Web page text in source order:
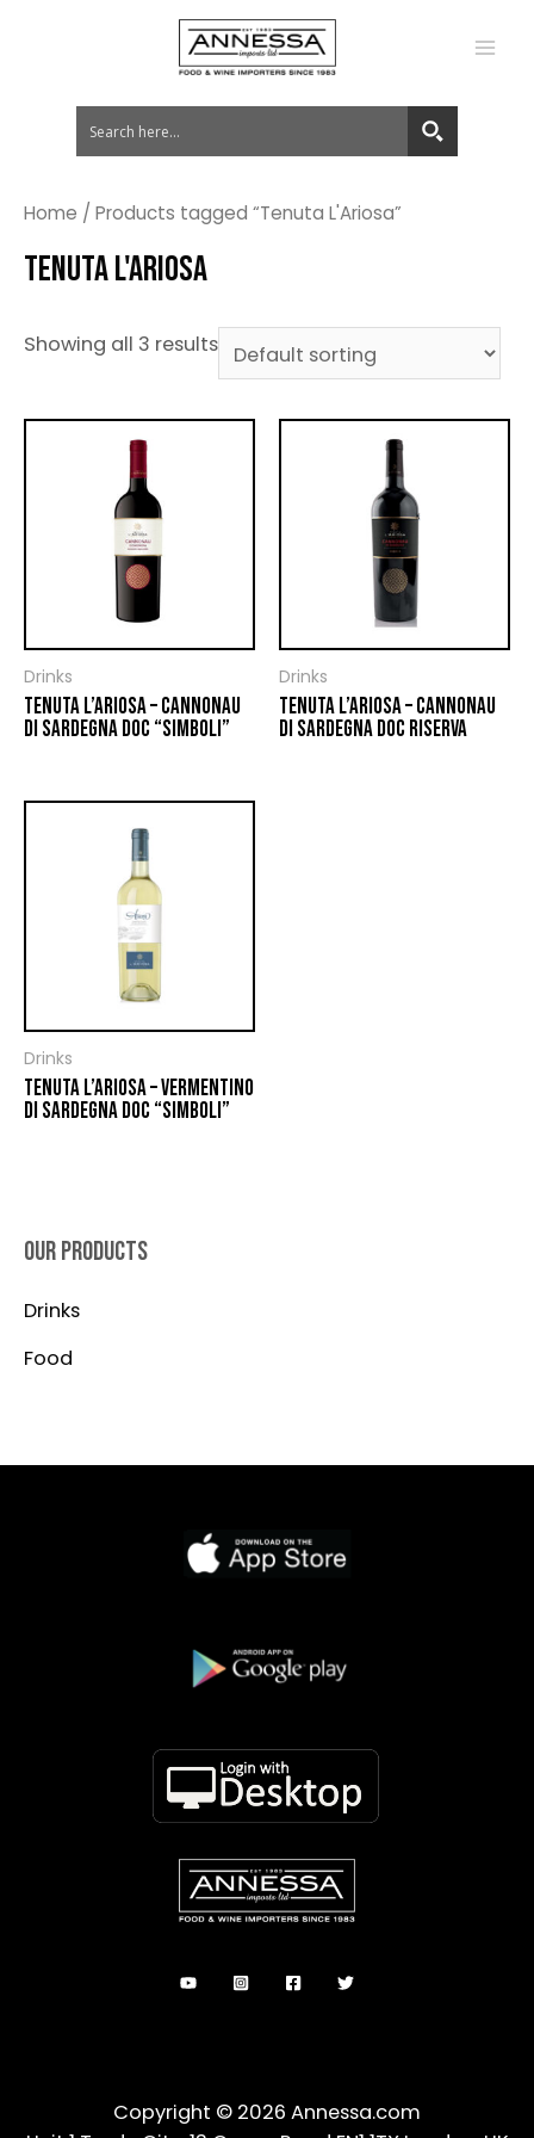
OUR PRODUCTS
Drinks
Food
Home / Products tagged “Tenuta L'Ariosa”
TENUTA L'ARIOSA
Showing all 3 results
Drinks
TENUTA L’ARIOSA – CANNONAU
DI SARDEGNA DOC “SIMBOLI”
Drinks
TENUTA L’ARIOSA – CANNONAU
DI SARDEGNA DOC RISERVA
Drinks
TENUTA L’ARIOSA – VERMENTINO
DI SARDEGNA DOC “SIMBOLI”
Copyright © 2026 Annessa.com